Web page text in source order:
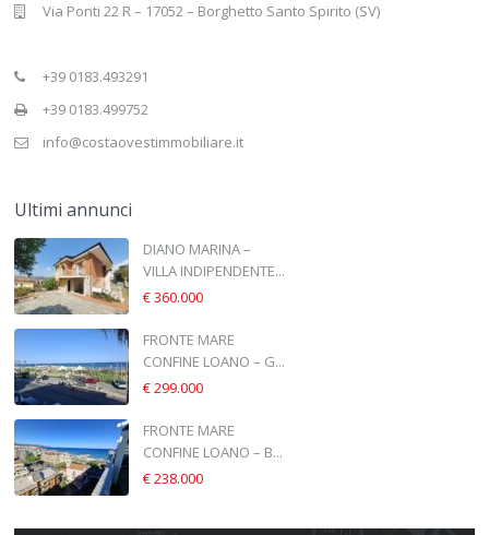
Via Ponti 22 R – 17052 – Borghetto Santo Spirito (SV)
+39 0183.493291
+39 0183.499752
info@costaovestimmobiliare.it
Ultimi annunci
DIANO MARINA –
VILLA INDIPENDENTE...
€ 360.000
FRONTE MARE
CONFINE LOANO – G...
€ 299.000
FRONTE MARE
CONFINE LOANO – B...
€ 238.000